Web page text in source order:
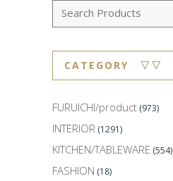
CATEGORY ▽▽
FURUICHI/product (973)
INTERIOR (1291)
KITCHEN/TABLEWARE (554)
FASHION (18)